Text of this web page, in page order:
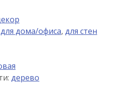
для дома/офиса, для стен
дерево